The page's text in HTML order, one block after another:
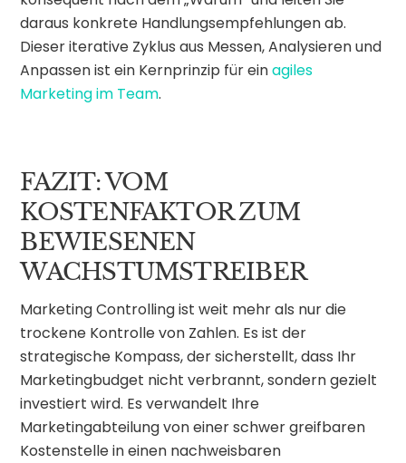
daraus konkrete Handlungsempfehlungen ab.
Dieser iterative Zyklus aus Messen, Analysieren und
Anpassen ist ein Kernprinzip für einagiles
Marketing im Team.
FAZIT: VOM
KOSTENFAKTOR ZUM
BEWIESENEN
WACHSTUMSTREIBER
Marketing Controlling ist weit mehr als nur die
trockene Kontrolle von Zahlen. Es ist der
strategische Kompass, der sicherstellt, dass Ihr
Marketingbudget nicht verbrannt, sondern gezielt
investiert wird. Es verwandelt Ihre
Marketingabteilung von einer schwer greifbaren
Kostenstelle in einen nachweisbaren